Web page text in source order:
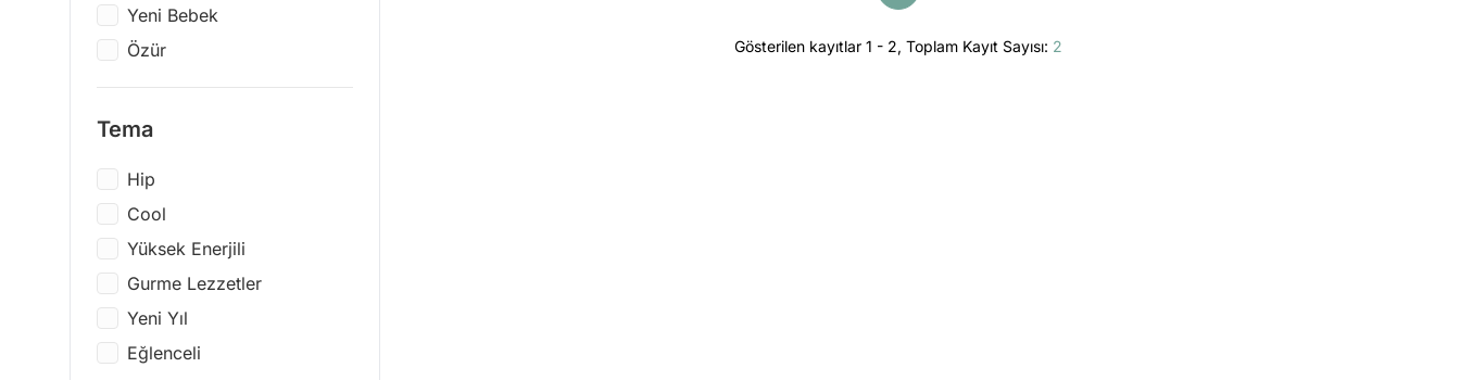
Yeni Bebek
Özür
Kendim İçin
Anneler Günü
Sevgililer Günü
Öğretmenler Günü
Kutlama
Kadınlar Günü
Tema
Hip
Cool
Yüksek Enerjili
Gurme Lezzetler
Yeni Yıl
Eğlenceli
Gösterilen kayıtlar 1 - 2, Toplam Kayıt Sayısı: 2